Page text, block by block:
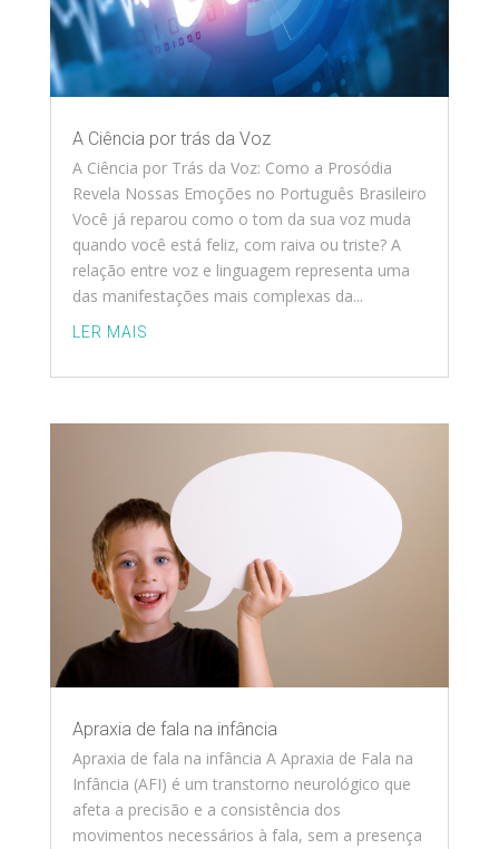
A Ciência por trás da Voz
A Ciência por Trás da Voz: Como a Prosódia
Revela Nossas Emoções no Português Brasileiro
Você já reparou como o tom da sua voz muda
quando você está feliz, com raiva ou triste? A
relação entre voz e linguagem representa uma
das manifestações mais complexas da...
LER MAIS
Apraxia de fala na infância
Apraxia de fala na infância A Apraxia de Fala na
Infância (AFI) é um transtorno neurológico que
afeta a precisão e a consistência dos
movimentos necessários à fala, sem a presença